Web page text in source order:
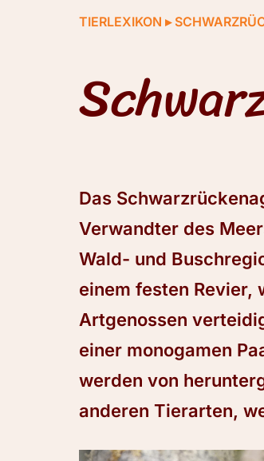
TIERLEXIKON ▸
Das
Verwandter des
Wald- und
einem festen Revier,
Artgenossen
einer monogamen
werden von
anderen Tierarten,